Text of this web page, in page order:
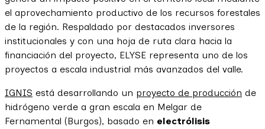
el aprovechamiento productivo de los recursos forestales
de la región. Respaldado por destacados inversores
institucionales y con una hoja de ruta clara hacia la
financiación del proyecto, ELYSE representa uno de los
proyectos a escala industrial más avanzados del valle.
IGNIS está desarrollando un proyecto de producción de
hidrógeno verde a gran escala en Melgar de
Fernamental (Burgos), basado en electrólisis